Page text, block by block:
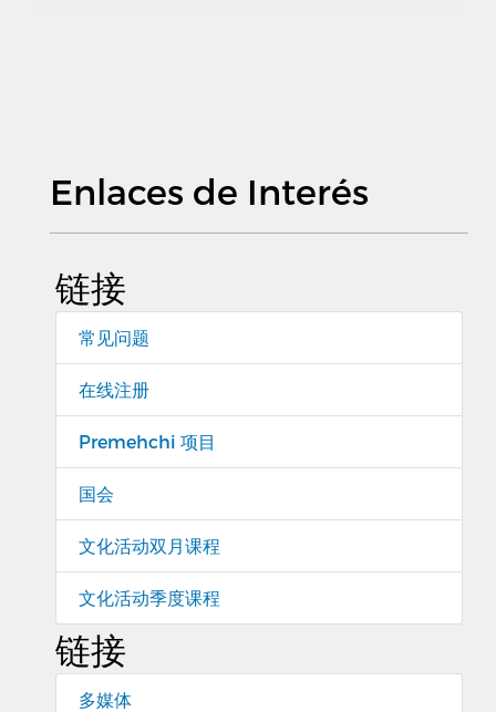
Enlaces de Interés
链接
常见问题
在线注册
Premehchi 项目
国会
文化活动双月课程
文化活动季度课程
链接
多媒体